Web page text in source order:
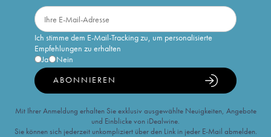
Ich stimme dem E-Mail-Tracking zu, um personalisierte
Empfehlungen zu erhalten
Ja
Nein
ABONNIEREN
Mit Ihrer Anmeldung erhalten Sie exklusiv ausgewählte Neuigkeiten, Angebote
und Einblicke von iDealwine.
Sie können sich jederzeit unkompliziert über den Link in jeder E-Mail abmelden.